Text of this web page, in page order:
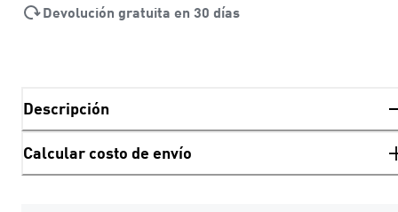
Devolución gratuita en 30 días
Descripción
Calcular costo de envío